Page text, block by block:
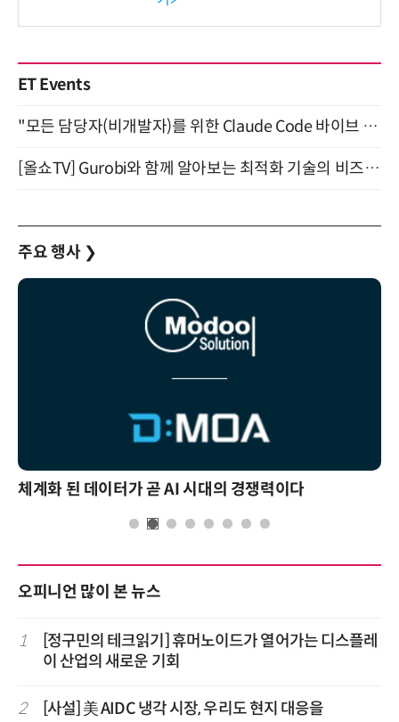
ET Events
"모든 담당자(비개발자)를 위한 Claude Code 바이브 코딩 2-day 부트캠프" 9월 16~17일 개최
[올쇼TV] Gurobi와 함께 알아보는 최적화 기술의 비즈니스 활용 (8월 20일 생방송)
주요 행사 ❯
체계화 된 데이터가 곧 AI 시대의 경쟁력이다
오피니언 많이 본 뉴스
1
[정구민의 테크읽기] 휴머노이드가 열어가는 디스플레
이 산업의 새로운 기회
2 [사설] 美 AIDC 냉각 시장, 우리도 현지 대응을